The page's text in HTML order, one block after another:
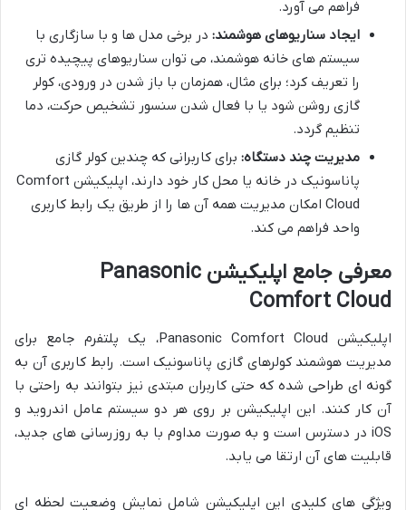
فراهم می آورد.
ایجاد سناریوهای هوشمند: در برخی مدل ها و با سازگاری با
سیستم های خانه هوشمند، می توان سناریوهای پیچیده تری
را تعریف کرد؛ برای مثال، همزمان با باز شدن در ورودی، کولر
گازی روشن شود یا با فعال شدن سنسور تشخیص حرکت، دما
تنظیم گردد.
مدیریت چند دستگاه: برای کاربرانی که چندین کولر گازی
پاناسونیک در خانه یا محل کار خود دارند، اپلیکیشن Comfort
Cloud امکان مدیریت همه آن ها را از طریق یک رابط کاربری
واحد فراهم می کند.
معرفی جامع اپلیکیشن Panasonic
Comfort Cloud
اپلیکیشن Panasonic Comfort Cloud، یک پلتفرم جامع برای
مدیریت هوشمند کولرهای گازی پاناسونیک است. رابط کاربری آن به
گونه ای طراحی شده که حتی کاربران مبتدی نیز بتوانند به راحتی با
آن کار کنند. این اپلیکیشن بر روی هر دو سیستم عامل اندروید و
iOS در دسترس است و به صورت مداوم با به روزرسانی های جدید،
قابلیت های آن ارتقا می یابد.
ویژگی های کلیدی این اپلیکیشن شامل نمایش وضعیت لحظه ای